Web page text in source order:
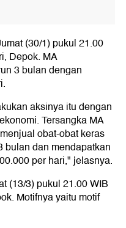
(30/1) pukul 21.00
Depok. MA
3 bulan dengan
aksinya itu dengan
Tersangka MA
obat-obat keras
bulan dan mendapatkan
per hari," jelasnya.
(13/3) pukul 21.00 WIB
Motifnya yaitu motif